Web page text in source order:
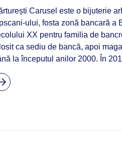
Carusel este o bijuterie
fosta zonă bancară a
XX pentru familia de
ca sediu de bancă, apoi
la începutul anilor 2000. În